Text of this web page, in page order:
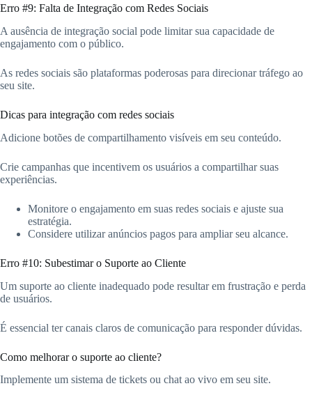
Erro #9: Falta de Integração com Redes Sociais
A ausência de integração social pode limitar sua capacidade de
engajamento com o público.
As redes sociais são plataformas poderosas para direcionar tráfego ao
seu site.
Dicas para integração com redes sociais
Adicione botões de compartilhamento visíveis em seu conteúdo.
Crie campanhas que incentivem os usuários a compartilhar suas
experiências.
Monitore o engajamento em suas redes sociais e ajuste sua
estratégia.
Considere utilizar anúncios pagos para ampliar seu alcance.
Erro #10: Subestimar o Suporte ao Cliente
Um suporte ao cliente inadequado pode resultar em frustração e perda
de usuários.
É essencial ter canais claros de comunicação para responder dúvidas.
Como melhorar o suporte ao cliente?
Implemente um sistema de tickets ou chat ao vivo em seu site.